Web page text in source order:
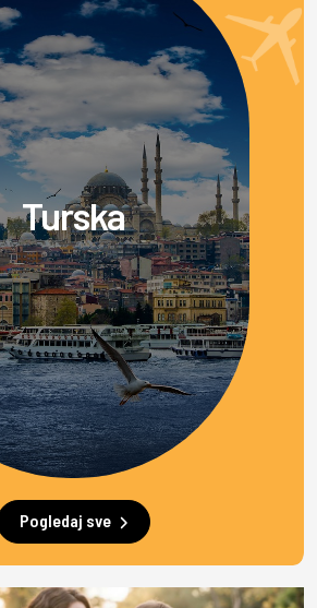
Turska
Pogledaj sve